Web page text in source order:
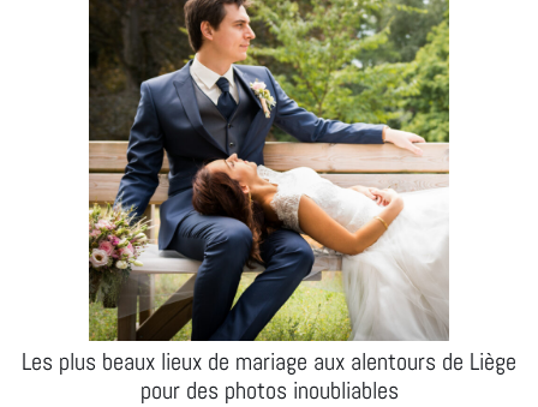
Les plus beaux lieux de mariage aux alentours de Liège
pour des photos inoubliables